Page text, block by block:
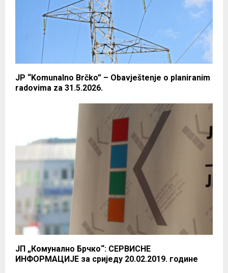
JP “Komunalno Brčko” – Obavještenje o planiranim
radovima za 31.5.2026.
ЈП „Комунално Брчко“: СЕРВИСНЕ
ИНФОРМАЦИЈЕ за сриједу 20.02.2019. године